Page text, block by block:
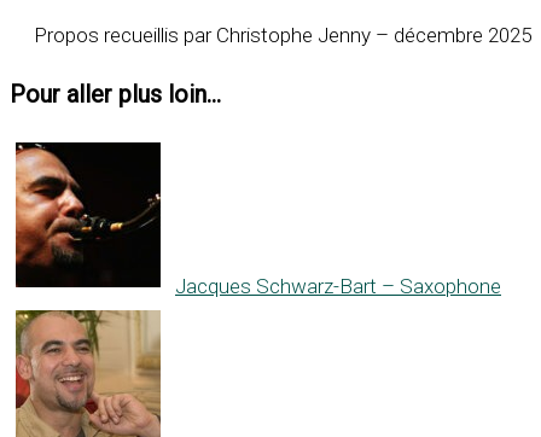
Propos recueillis par Christophe Jenny – décembre 2025
Pour aller plus loin...
Jacques Schwarz-Bart – Saxophone